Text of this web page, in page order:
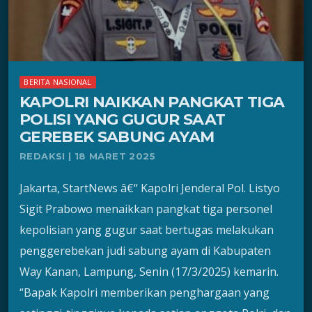
BERITA NASIONAL
KAPOLRI NAIKKAN PANGKAT TIGA
POLISI YANG GUGUR SAAT
GEREBEK SABUNG AYAM
REDAKSI | 18 MARET 2025
Jakarta, StartNews â€“ Kapolri Jenderal Pol. Listyo
Sigit Prabowo menaikkan pangkat tiga personel
kepolisian yang gugur saat bertugas melakukan
penggerebekan judi sabung ayam di Kabupaten
Way Kanan, Lampung, Senin (17/3/2025) kemarin.
“Bapak Kapolri memberikan penghargaan yang